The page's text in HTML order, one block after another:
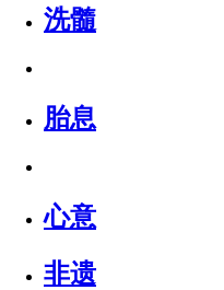
洗髓
胎息
心意
非遗